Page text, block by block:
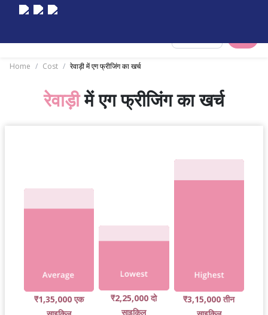
Home / Cost / रेवाड़ी में एग फ्रीजिंग का खर्च
रेवाड़ीमें एग फ्रीजिंग का खर्च
₹1,35,000 एक
₹2,25,000 दो
साइकिल
₹3,15,000 तीन